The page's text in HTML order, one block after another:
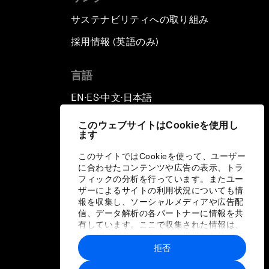
このウェブサイトはCookieを使用し
ます
このサイトではCookieを使って、ユーザー
に合わせたコンテンツや広告の表示、トラ
フィックの分析を行っています。またユー
ザーによるサイトの利用状況についても情
報を収集し、ソーシャルメディアや広告配
信、データ解析の各パートナーに情報を共
有しています。ここで収集された情報は、
ユーザーが各パートナーに提供した他の情
報や各パートナーのサービスを使用した際
に収集された情報と組み合わされ、各パー
拒否
サステナビリティへの取り組み
採用情報 (英語のみ)
言語
EN ▪ ES▪中文▪ 日本語